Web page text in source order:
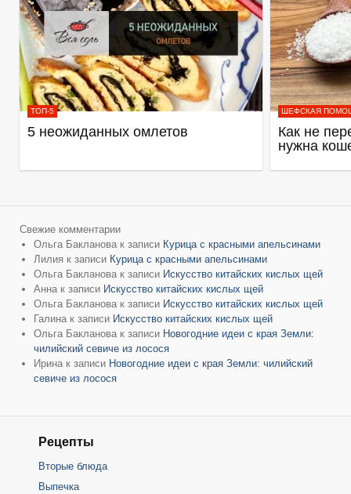
ТОП-5
5 неожиданных омлетов
ШЕФСКАЯ
Как не
нужна
Свежие комментарии
Ольга Бакланова к записи Курица с красными апельсинами
Лилия к записи Курица с красными апельсинами
Ольга Бакланова к записи Искусство китайских кислых щей
Анна к записи Искусство китайских кислых щей
Ольга Бакланова к записи Искусство китайских кислых щей
Галина к записи Искусство китайских кислых щей
Ольга Бакланова к записи Новогодние идеи с края Земли:
чилийский севиче из лосося
Ирина к записи Новогодние идеи с края Земли: чилийский
севиче из лосося
Рецепты
Вторые блюда
Выпечка